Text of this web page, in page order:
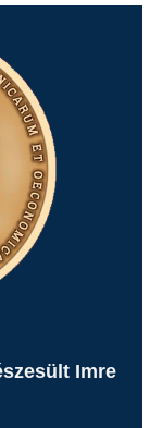
Imre